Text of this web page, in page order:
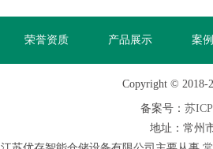
荣誉资质 产品展示 案
Copyright © 2018-
备案号： 苏
地址：常州